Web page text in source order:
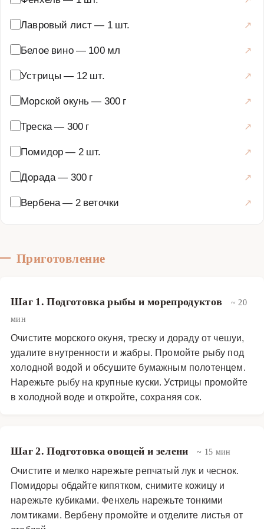
Лавровый лист— 1 шт.
Белое вино— 100 мл
Устрицы — 12 шт.
Морской окунь — 300 г
Треска— 300 г
Помидор— 2 шт.
Дорада— 300 г
Вербена— 2 веточки
Приготовление
Шаг 1. Подготовка рыбы и морепродуктов
~ 20
мин
Очистите морского окуня, треску и дораду от чешуи,
удалите внутренности и жабры. Промойте рыбу под
холодной водой и обсушите бумажным полотенцем.
Нарежьте рыбу на крупные куски. Устрицы промойте
в холодной воде и откройте, сохраняя сок.
Шаг 2. Подготовка овощей и зелени ~ 15 мин
Очистите и мелко нарежьте репчатый лук и чеснок.
Помидоры обдайте кипятком, снимите кожицу и
нарежьте кубиками. Фенхель нарежьте тонкими
ломтиками. Вербену промойте и отделите листья от